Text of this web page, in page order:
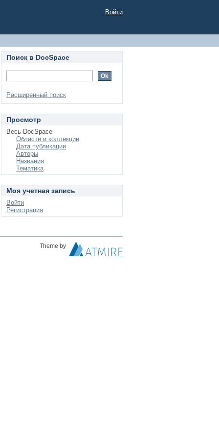
Войти
Поиск в DocSpace
Расширенный поиск
Просмотр
Весь DocSpace
Области и коллекции
Дата публикации
Авторы
Названия
Тематика
Моя учетная запись
Войти
Регистрация
Theme by